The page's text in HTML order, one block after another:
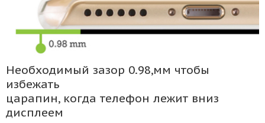
Необходимый зазор 0.98,мм чтобы
избежать
царапин, когда телефон лежит вниз
дисплеем